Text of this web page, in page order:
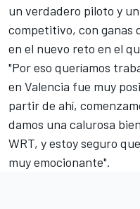
un verdadero piloto y
competitivo, con ganas
en el nuevo reto en el
"Por eso queríamos
en Valencia fue muy
partir de ahí,
damos una calurosa
WRT, y estoy seguro
muy emocionante".